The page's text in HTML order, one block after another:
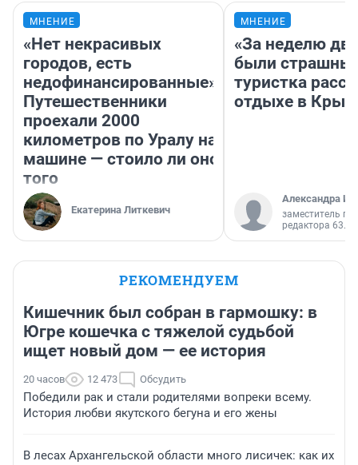
МНЕНИЕ
«Нет некрасивых
городов, есть
недофинансированные».
Путешественники
проехали 2000
километров по Уралу на
машине — стоило ли оно
того
Екатерина Литкевич
МНЕНИЕ
«За неделю
были
туристка
отдыхе в
Александра
заместитель
редактора 63.RU
РЕКОМЕНДУЕМ
Кишечник был собран в гармошку: в
Югре кошечка с тяжелой судьбой
ищет новый дом — ее история
20 часов 12 473 Обсудить
Победили рак и стали родителями вопреки всему.
История любви якутского бегуна и его жены
В лесах Архангельской области много лисичек: как их